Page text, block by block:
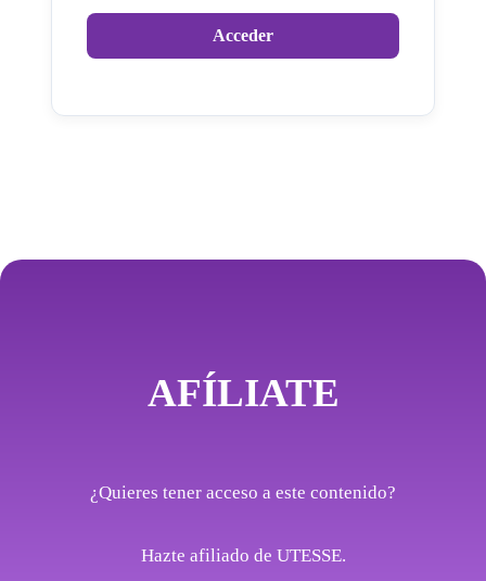
AFÍLIATE
¿Quieres tener acceso a este contenido?
Hazte afiliado de UTESSE.